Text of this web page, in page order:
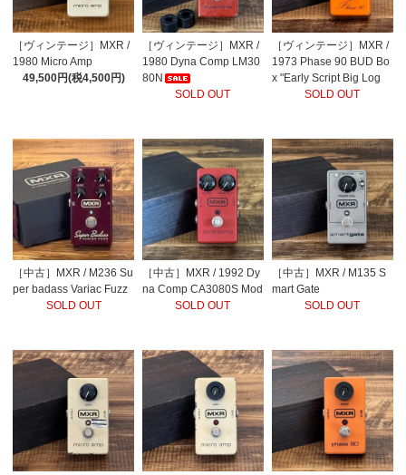
［ヴィンテージ］MXR /
1980 Micro Amp
49,500円(税4,500円)
［ヴィンテージ］MXR /
1980 Dyna Comp LM30
80N
SOLD OUT
［ヴィンテージ］MXR /
1973 Phase 90 BUD Bo
x "Early Script Big Log
o"#1473SOLD OUT
［中古］MXR / M236 Su
per badass Variac Fuzz
SOLD OUT
［中古］MXR / 1992 Dy
na Comp CA3080S Mod
SOLD OUT
［中古］MXR / M135 S
mart Gate
SOLD OUT